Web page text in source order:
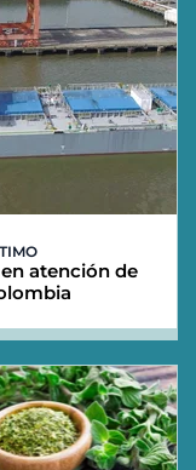
atención de